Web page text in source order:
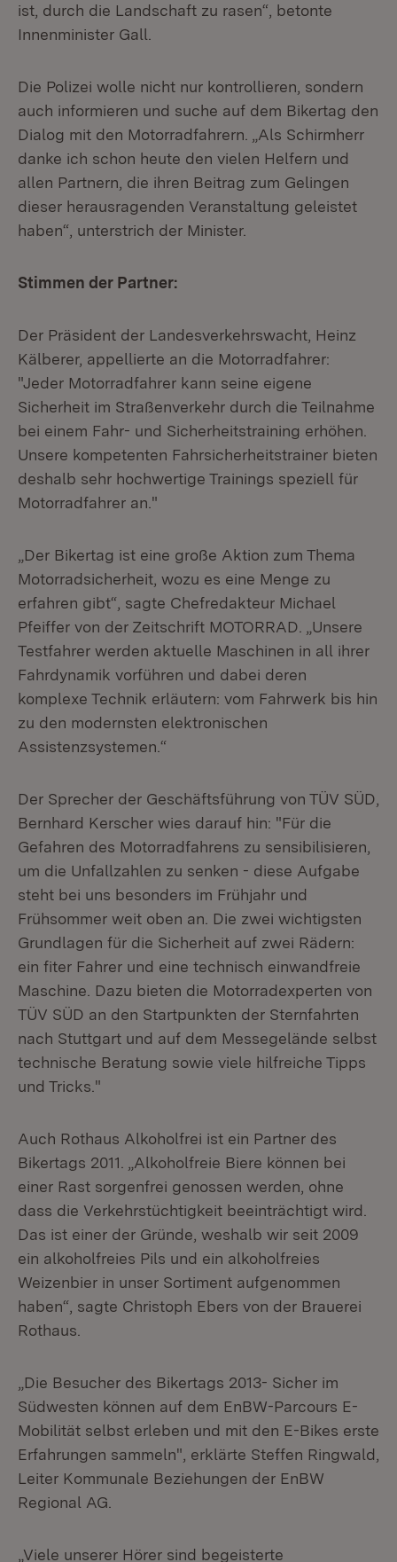
ist, durch die Landschaft zu rasen“, betonte
Innenminister Gall.
Die Polizei wolle nicht nur kontrollieren, sondern
auch informieren und suche auf dem Bikertag den
Dialog mit den Motorradfahrern. „Als Schirmherr
danke ich schon heute den vielen Helfern und
allen Partnern, die ihren Beitrag zum Gelingen
dieser herausragenden Veranstaltung geleistet
haben“, unterstrich der Minister.
Stimmen der Partner:
Der Präsident der Landesverkehrswacht, Heinz
Kälberer, appellierte an die Motorradfahrer:
"Jeder Motorradfahrer kann seine eigene
Sicherheit im Straßenverkehr durch die Teilnahme
bei einem Fahr- und Sicherheitstraining erhöhen.
Unsere kompetenten Fahrsicherheitstrainer bieten
deshalb sehr hochwertige Trainings speziell für
Motorradfahrer an."
„Der Bikertag ist eine große Aktion zum Thema
Motorradsicherheit, wozu es eine Menge zu
erfahren gibt“, sagte Chefredakteur Michael
Pfeiffer von der Zeitschrift MOTORRAD. „Unsere
Testfahrer werden aktuelle Maschinen in all ihrer
Fahrdynamik vorführen und dabei deren
komplexe Technik erläutern: vom Fahrwerk bis hin
zu den modernsten elektronischen
Assistenzsystemen.“
Der Sprecher der Geschäftsführung von TÜV SÜD,
Bernhard Kerscher wies darauf hin: "Für die
Gefahren des Motorradfahrens zu sensibilisieren,
um die Unfallzahlen zu senken - diese Aufgabe
steht bei uns besonders im Frühjahr und
Frühsommer weit oben an. Die zwei wichtigsten
Grundlagen für die Sicherheit auf zwei Rädern:
ein fiter Fahrer und eine technisch einwandfreie
Maschine. Dazu bieten die Motorradexperten von
TÜV SÜD an den Startpunkten der Sternfahrten
nach Stuttgart und auf dem Messegelände selbst
technische Beratung sowie viele hilfreiche Tipps
und Tricks."
Auch Rothaus Alkoholfrei ist ein Partner des
Bikertags 2011. „Alkoholfreie Biere können bei
einer Rast sorgenfrei genossen werden, ohne
dass die Verkehrstüchtigkeit beeinträchtigt wird.
Das ist einer der Gründe, weshalb wir seit 2009
ein alkoholfreies Pils und ein alkoholfreies
Weizenbier in unser Sortiment aufgenommen
haben“, sagte Christoph Ebers von der Brauerei
Rothaus.
„Die Besucher des Bikertags 2013- Sicher im
Südwesten können auf dem EnBW-Parcours E-
Mobilität selbst erleben und mit den E-Bikes erste
Erfahrungen sammeln", erklärte Steffen Ringwald,
Leiter Kommunale Beziehungen der EnBW
Regional AG.
„Viele unserer Hörer sind begeisterte